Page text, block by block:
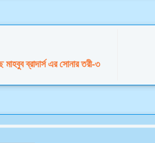
ব্রাদার্স এর সোনার তরী-৩